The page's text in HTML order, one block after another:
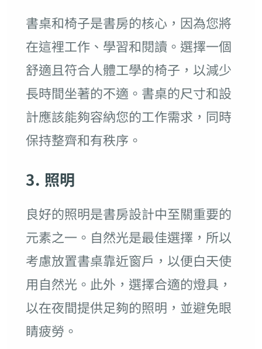
書桌和椅子是書房的核心，因為您將
在這裡工作、學習和閱讀。選擇一個
舒適且符合人體工學的椅子，以減少
長時間坐著的不適。書桌的尺寸和設
計應該能夠容納您的工作需求，同時
保持整齊和有秩序。
3. 照明
良好的照明是書房設計中至關重要的
元素之一。自然光是最佳選擇，所以
考慮放置書桌靠近窗戶，以便白天使
用自然光。此外，選擇合適的燈具，
以在夜間提供足夠的照明，並避免眼
睛疲勞。